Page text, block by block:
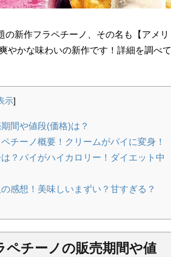
新作フラペチーノ、その名も【アメリ
やかな味わいの新作です！詳細を調べて
示]
間や値段(価格)は？
チーノ概要！クリームがパイに変身！
？パイがハイカロリー！ダイエット中
感想！美味しいまずい？甘すぎる？
チーノの販売期間や値